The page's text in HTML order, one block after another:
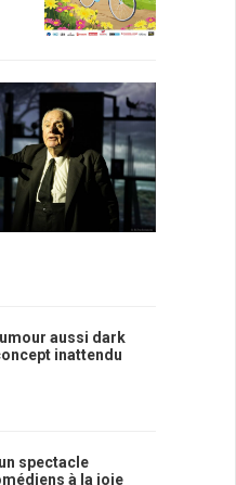
aussi dark
inattendu
spectacle
à la joie